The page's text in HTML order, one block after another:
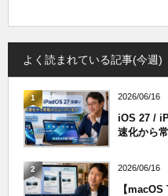
よく読まれている記事(今週)
1 2026/06/16
iOS 27 /
速化から
2 2026/06/16
【